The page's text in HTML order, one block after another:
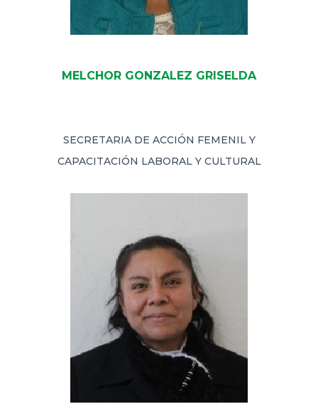
MELCHOR GONZALEZ GRISELDA
SECRETARIA DE ACCIÓN FEMENIL Y
CAPACITACIÓN LABORAL Y CULTURAL